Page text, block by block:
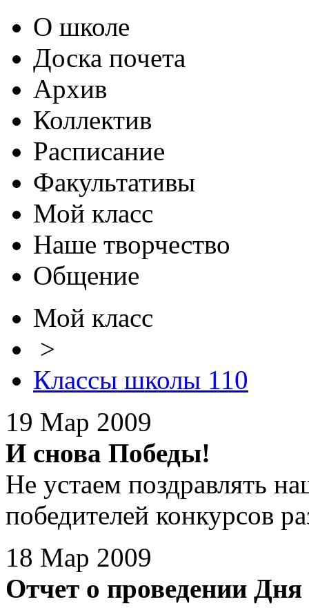
О школе
Доска почета
Архив
Коллектив
Расписание
Факультативы
Мой класс
Наше творчество
Общение
Мой класс
>
Классы школы 110
19 Мар 2009
И снова Победы!
Не устаем поздравлять
победителей конкурсов
18 Мар 2009
Отчет о проведении